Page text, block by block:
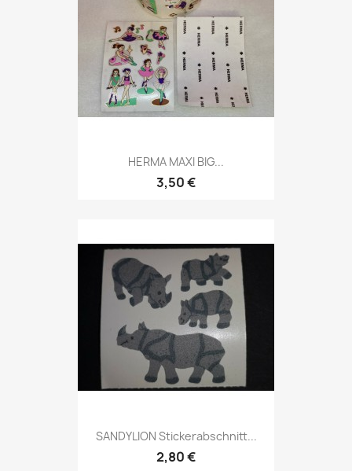
HERMA MAXI BIG...
3,50 €
SANDYLION Stickerabschnitt...
2,80 €